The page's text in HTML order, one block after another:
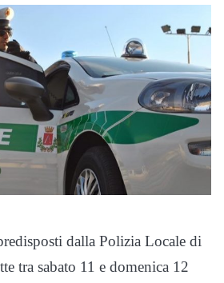
dalla Polizia Locale di
tra sabato 11 e domenica 12